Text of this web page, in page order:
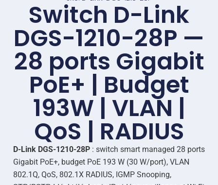
Switch D-Link
DGS-1210-28P —
28 ports Gigabit
PoE+ | Budget
193W | VLAN |
QoS | RADIUS
D-Link DGS-1210-28P: switch smart managed 28 ports
Gigabit PoE+, budget PoE 193 W (30 W/port), VLAN
802.1Q, QoS, 802.1X RADIUS, IGMP Snooping,